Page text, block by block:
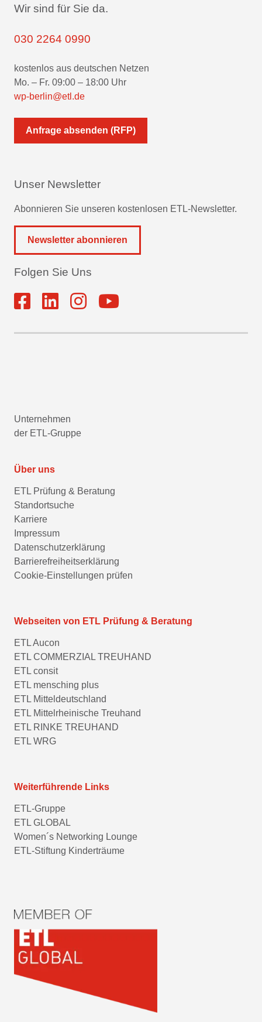
Wir sind für Sie da.
030 2264 0990
kostenlos aus deutschen Netzen
Mo. – Fr. 09:00 – 18:00 Uhr
wp-berlin@etl.de
Anfrage absenden (RFP)
Unser Newsletter
Abonnieren Sie unseren kostenlosen ETL-Newsletter.
Newsletter abonnieren
Folgen Sie Uns
Unternehmen
der ETL-Gruppe
Über uns
ETL Prüfung & Beratung
Standortsuche
Karriere
Impressum
Datenschutzerklärung
Barrierefreiheitserklärung
Cookie-Einstellungen prüfen
Webseiten von ETL Prüfung & Beratung
ETL Aucon
ETL COMMERZIAL TREUHAND
ETL consit
ETL mensching plus
ETL Mitteldeutschland
ETL Mittelrheinische Treuhand
ETL RINKE TREUHAND
ETL WRG
Weiterführende Links
ETL-Gruppe
ETL GLOBAL
Women´s Networking Lounge
ETL-Stiftung Kinderträume